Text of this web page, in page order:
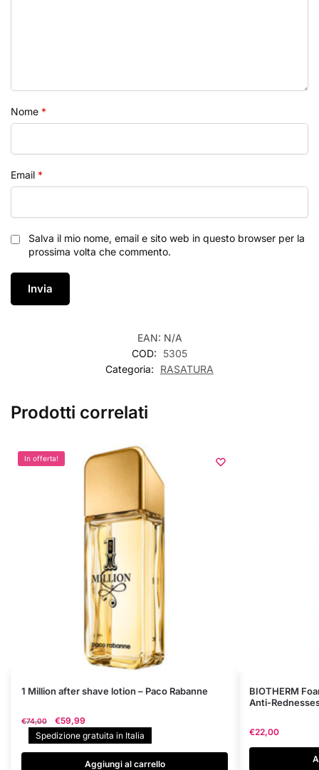
Nome *
Email *
Salva il mio nome, email e sito web in questo browser per la
prossima volta che commento.
EAN: N/A
COD:
5305
Categoria:
RASATURA
Prodotti correlati
In offerta!
1 Million after shave lotion – Paco Rabanne
€74,00
Il
prezzo
originale
€59,99
prezzo
attuale
è:
Spedizione gratuita in Italia
Aggiungi al carrello
BIOTHERM
Anti-
€22,00